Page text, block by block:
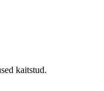
kaitstud.